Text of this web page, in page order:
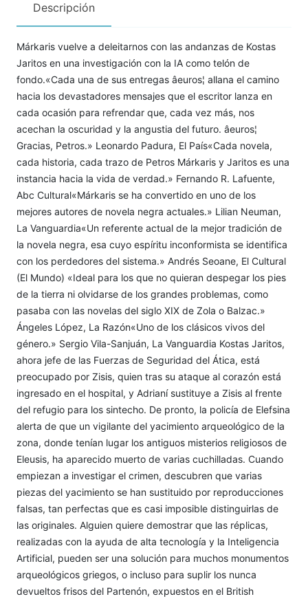
Descripción
Márkaris vuelve a deleitarnos con las andanzas de Kostas
Jaritos en una investigación con la IA como telón de
fondo.«Cada una de sus entregas âeuros¦ allana el camino
hacia los devastadores mensajes que el escritor lanza en
cada ocasión para refrendar que, cada vez más, nos
acechan la oscuridad y la angustia del futuro. âeuros¦
Gracias, Petros.» Leonardo Padura, El País«Cada novela,
cada historia, cada trazo de Petros Márkaris y Jaritos es una
instancia hacia la vida de verdad.» Fernando R. Lafuente,
Abc Cultural«Márkaris se ha convertido en uno de los
mejores autores de novela negra actuales.» Lilian Neuman,
La Vanguardia«Un referente actual de la mejor tradición de
la novela negra, esa cuyo espíritu inconformista se identifica
con los perdedores del sistema.» Andrés Seoane, El Cultural
(El Mundo) «Ideal para los que no quieran despegar los pies
de la tierra ni olvidarse de los grandes problemas, como
pasaba con las novelas del siglo XIX de Zola o Balzac.»
Ángeles López, La Razón«Uno de los clásicos vivos del
género.» Sergio Vila-Sanjuán, La Vanguardia Kostas Jaritos,
ahora jefe de las Fuerzas de Seguridad del Ática, está
preocupado por Zisis, quien tras su ataque al corazón está
ingresado en el hospital, y Adrianí sustituye a Zisis al frente
del refugio para los sintecho. De pronto, la policía de Elefsina
alerta de que un vigilante del yacimiento arqueológico de la
zona, donde tenían lugar los antiguos misterios religiosos de
Eleusis, ha aparecido muerto de varias cuchilladas. Cuando
empiezan a investigar el crimen, descubren que varias
piezas del yacimiento se han sustituido por reproducciones
falsas, tan perfectas que es casi imposible distinguirlas de
las originales. Alguien quiere demostrar que las réplicas,
realizadas con la ayuda de alta tecnología y la Inteligencia
Artificial, pueden ser una solución para muchos monumentos
arqueológicos griegos, o incluso para suplir los nunca
devueltos frisos del Partenón, expuestos en el British